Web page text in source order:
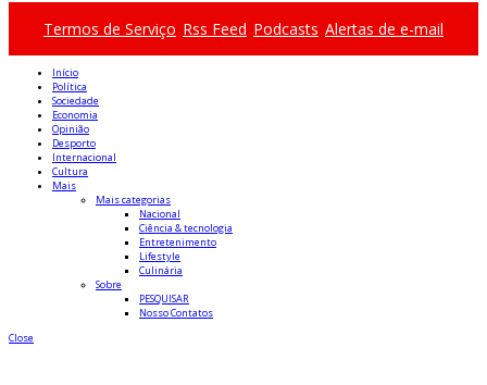
Termos de Serviço Rss Feed Podcasts Alertas de e-mail
Início
Política
Sociedade
Economia
Opinião
Desporto
Internacional
Cultura
Mais
Mais categorias
Nacional
Ciência & tecnologia
Entretenimento
Lifestyle
Culinária
Sobre
PESQUISAR
Nosso Contatos
Close